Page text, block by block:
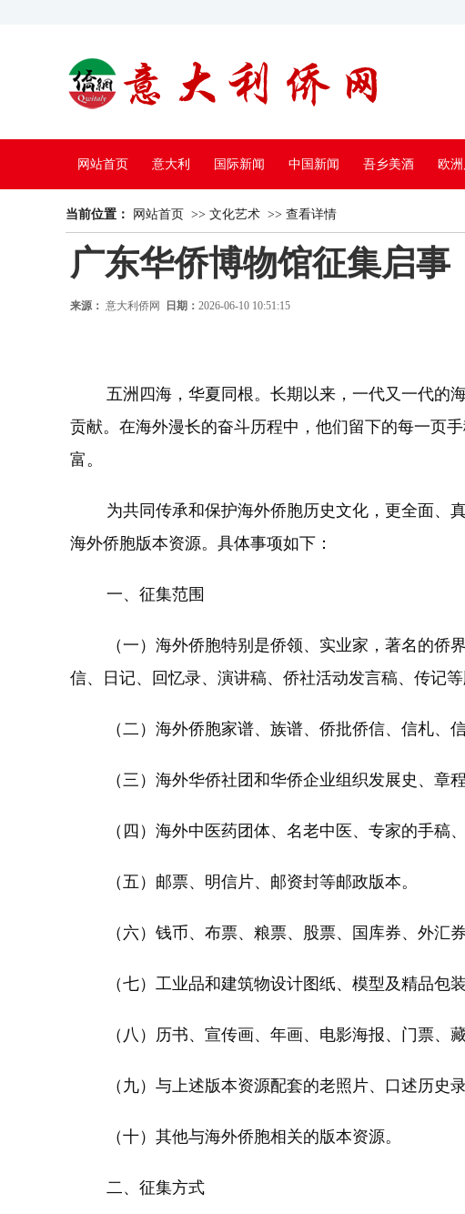
网站首页 意大利 国际新闻 中国新闻 吾乡美酒 欧
中国电视
当前位置： 网站首页 >> 文化艺术 >> 查看详情
广东华侨博物馆征集启事
来源： 意大利侨网 日期： 2026-06-10 10:51:15
五洲四海，华夏同根。长期以来，一代又一代的海
贡献。在海外漫长的奋斗历程中，他们留下的每一页
富。
为共同传承和保护海外侨胞历史文化，更全面、真
海外侨胞版本资源。具体事项如下：
一、征集范围
（一）海外侨胞特别是侨领、实业家，著名的侨界
信、日记、回忆录、演讲稿、侨社活动发言稿、传记
（二）海外侨胞家谱、族谱、侨批侨信、信札、信
（三）海外华侨社团和华侨企业组织发展史、章程
（四）海外中医药团体、名老中医、专家的手稿、
（五）邮票、明信片、邮资封等邮政版本。
（六）钱币、布票、粮票、股票、国库券、外汇券
（七）工业品和建筑物设计图纸、模型及精品包装
（八）历书、宣传画、年画、电影海报、门票、藏
（九）与上述版本资源配套的老照片、口述历史录
（十）其他与海外侨胞相关的版本资源。
二、征集方式